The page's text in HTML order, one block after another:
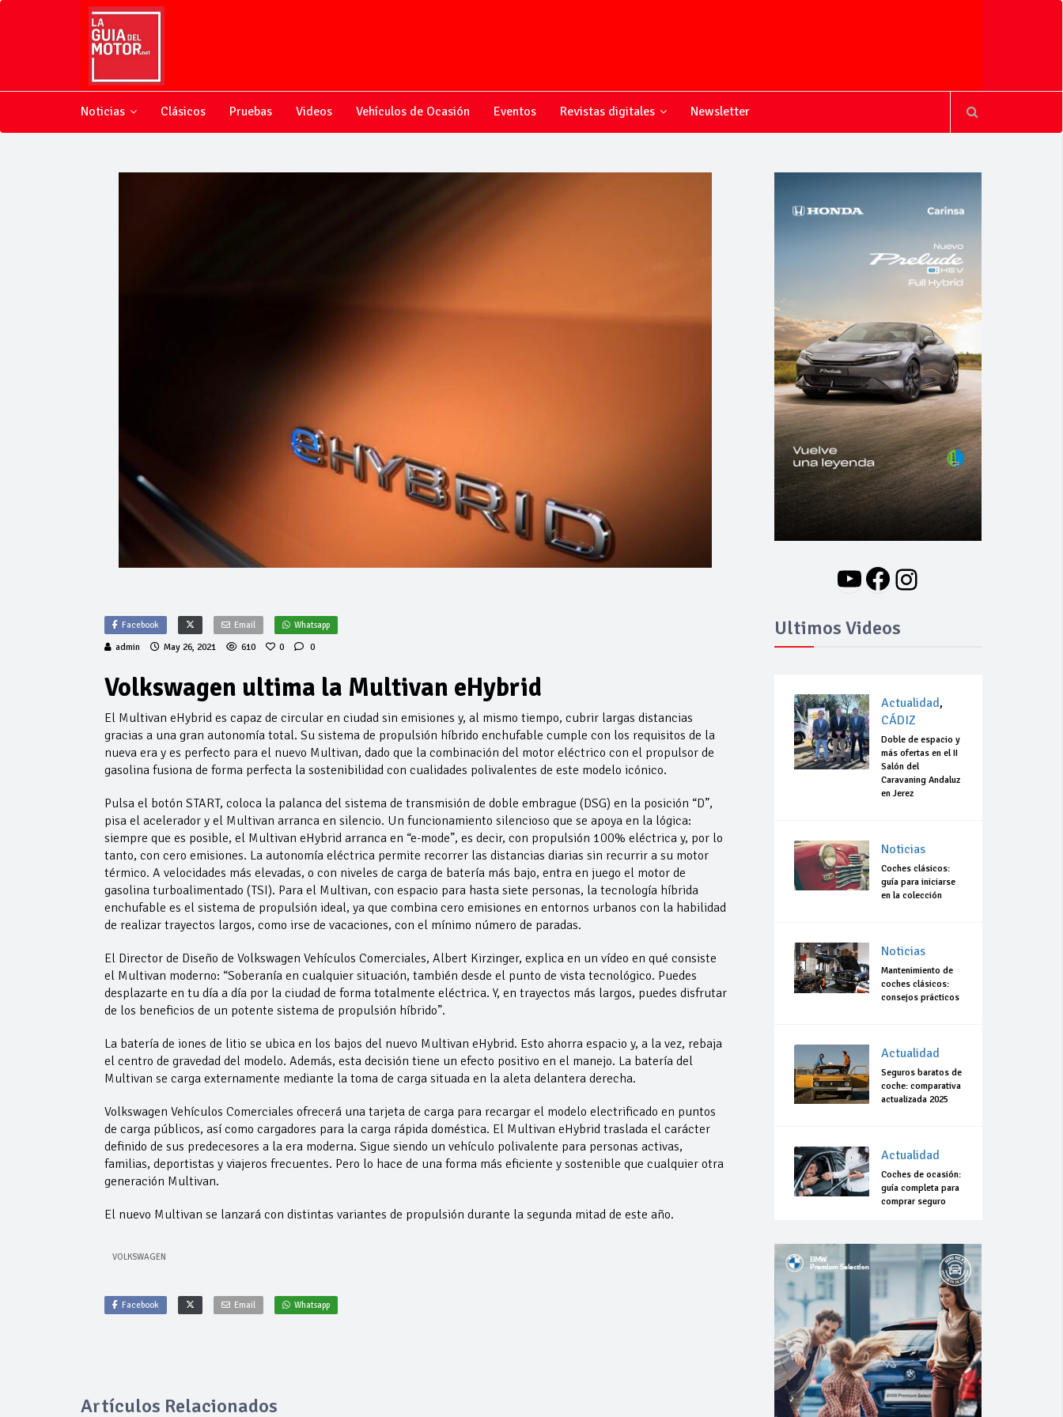
Noticias Clásicos Pruebas Videos Vehículos de Ocasión Eventos Revistas digitales Newsletter
Facebook Email Whatsapp
admin May 26, 2021 610 0 0
Volkswagen ultima la Multivan eHybrid
El Multivan eHybrid es capaz de circular en ciudad sin emisiones y, al mismo tiempo, cubrir largas distancias
gracias a una gran autonomía total. Su sistema de propulsión híbrido enchufable cumple con los requisitos de la
nueva era y es perfecto para el nuevo Multivan, dado que la combinación del motor eléctrico con el propulsor de
gasolina fusiona de forma perfecta la sostenibilidad con cualidades polivalentes de este modelo icónico.
Pulsa el botón START, coloca la palanca del sistema de transmisión de doble embrague (DSG) en la posición “D”,
pisa el acelerador y el Multivan arranca en silencio. Un funcionamiento silencioso que se apoya en la lógica:
siempre que es posible, el Multivan eHybrid arranca en “e-mode”, es decir, con propulsión 100% eléctrica y, por lo
tanto, con cero emisiones. La autonomía eléctrica permite recorrer las distancias diarias sin recurrir a su motor
térmico. A velocidades más elevadas, o con niveles de carga de batería más bajo, entra en juego el motor de
gasolina turboalimentado (TSI). Para el Multivan, con espacio para hasta siete personas, la tecnología híbrida
enchufable es el sistema de propulsión ideal, ya que combina cero emisiones en entornos urbanos con la habilidad
de realizar trayectos largos, como irse de vacaciones, con el mínimo número de paradas.
El Director de Diseño de Volkswagen Vehículos Comerciales, Albert Kirzinger, explica en un vídeo en qué consiste
el Multivan moderno: “Soberanía en cualquier situación, también desde el punto de vista tecnológico. Puedes
desplazarte en tu día a día por la ciudad de forma totalmente eléctrica. Y, en trayectos más largos, puedes disfrutar
de los beneficios de un potente sistema de propulsión híbrido”.
La batería de iones de litio se ubica en los bajos del nuevo Multivan eHybrid. Esto ahorra espacio y, a la vez, rebaja
el centro de gravedad del modelo. Además, esta decisión tiene un efecto positivo en el manejo. La batería del
Multivan se carga externamente mediante la toma de carga situada en la aleta delantera derecha.
Volkswagen Vehículos Comerciales ofrecerá una tarjeta de carga para recargar el modelo electrificado en puntos
de carga públicos, así como cargadores para la carga rápida doméstica. El Multivan eHybrid traslada el carácter
definido de sus predecesores a la era moderna. Sigue siendo un vehículo polivalente para personas activas,
familias, deportistas y viajeros frecuentes. Pero lo hace de una forma más eficiente y sostenible que cualquier otra
generación Multivan.
El nuevo Multivan se lanzará con distintas variantes de propulsión durante la segunda mitad de este año.
VOLKSWAGEN
Facebook Email Whatsapp
Artículos Relacionados
YouTube
Facebook
Instagram
Ultimos Videos
Actualidad,
CÁDIZ
Doble de espacio y
más ofertas en el II
Salón del
Caravaning Andaluz
en Jerez
Noticias
Coches clásicos:
guía para iniciarse
en la colección
Noticias
Mantenimiento de
coches clásicos:
consejos prácticos
Actualidad
Seguros baratos de
coche: comparativa
actualizada 2025
Actualidad
Coches de ocasión:
guía completa para
comprar seguro